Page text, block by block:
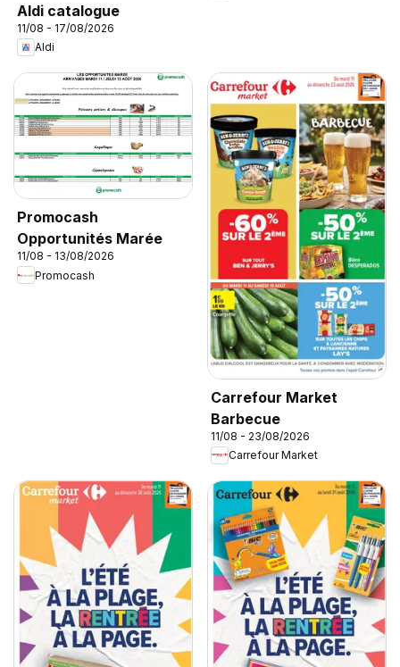
Aldi catalogue
11/08 - 17/08/2026
Aldi
Promocash
Opportunités Marée
11/08 - 13/08/2026
Promocash
Carrefour Market
Barbecue
11/08 - 23/08/2026
Carrefour Market